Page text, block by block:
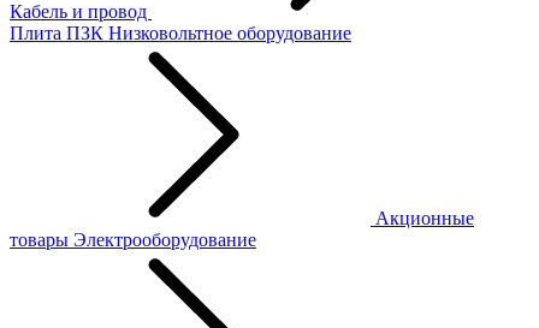
Кабель и провод
Плита ПЗК Низковольтное оборудование
Акционные
товары Электрооборудование